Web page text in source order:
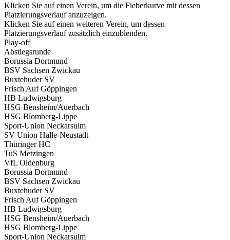
Klicken Sie auf einen Verein, um die Fieberkurve mit dessen
Platzierungsverlauf anzuzeigen.
Klicken Sie auf einen weiteren Verein, um dessen
Platzierungsverlauf zusätzlich einzublenden.
Play-off
Abstiegsrunde
Borussia Dortmund
BSV Sachsen Zwickau
Buxtehuder SV
Frisch Auf Göppingen
HB Ludwigsburg
HSG Bensheim/Auerbach
HSG Blomberg-Lippe
Sport-Union Neckarsulm
SV Union Halle-Neustadt
Thüringer HC
TuS Metzingen
VfL Oldenburg
Borussia Dortmund
BSV Sachsen Zwickau
Buxtehuder SV
Frisch Auf Göppingen
HB Ludwigsburg
HSG Bensheim/Auerbach
HSG Blomberg-Lippe
Sport-Union Neckarsulm